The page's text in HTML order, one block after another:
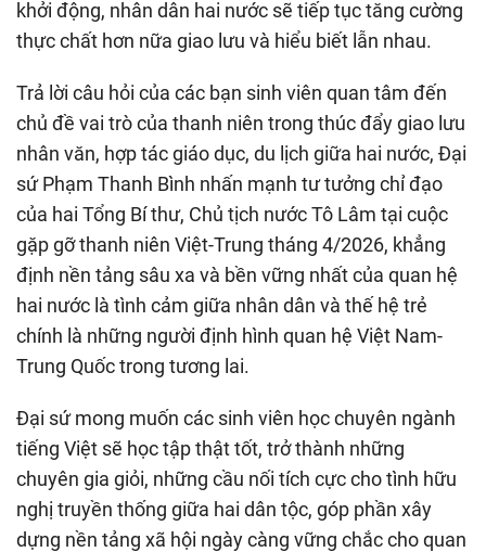
khởi động, nhân dân hai nước sẽ tiếp tục tăng cường
thực chất hơn nữa giao lưu và hiểu biết lẫn nhau.
Trả lời câu hỏi của các bạn sinh viên quan tâm đến
chủ đề vai trò của thanh niên trong thúc đẩy giao lưu
nhân văn, hợp tác giáo dục, du lịch giữa hai nước, Đại
sứ Phạm Thanh Bình nhấn mạnh tư tưởng chỉ đạo
của hai Tổng Bí thư, Chủ tịch nước Tô Lâm tại cuộc
gặp gỡ thanh niên Việt-Trung tháng 4/2026, khẳng
định nền tảng sâu xa và bền vững nhất của quan hệ
hai nước là tình cảm giữa nhân dân và thế hệ trẻ
chính là những người định hình quan hệ Việt Nam-
Trung Quốc trong tương lai.
Đại sứ mong muốn các sinh viên học chuyên ngành
tiếng Việt sẽ học tập thật tốt, trở thành những
chuyên gia giỏi, những cầu nối tích cực cho tình hữu
nghị truyền thống giữa hai dân tộc, góp phần xây
dựng nền tảng xã hội ngày càng vững chắc cho quan